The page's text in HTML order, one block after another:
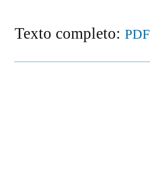
Texto completo: PDF